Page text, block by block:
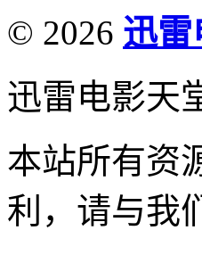
© 2026 迅雷
迅雷电影天
本站所有资
利，请与我